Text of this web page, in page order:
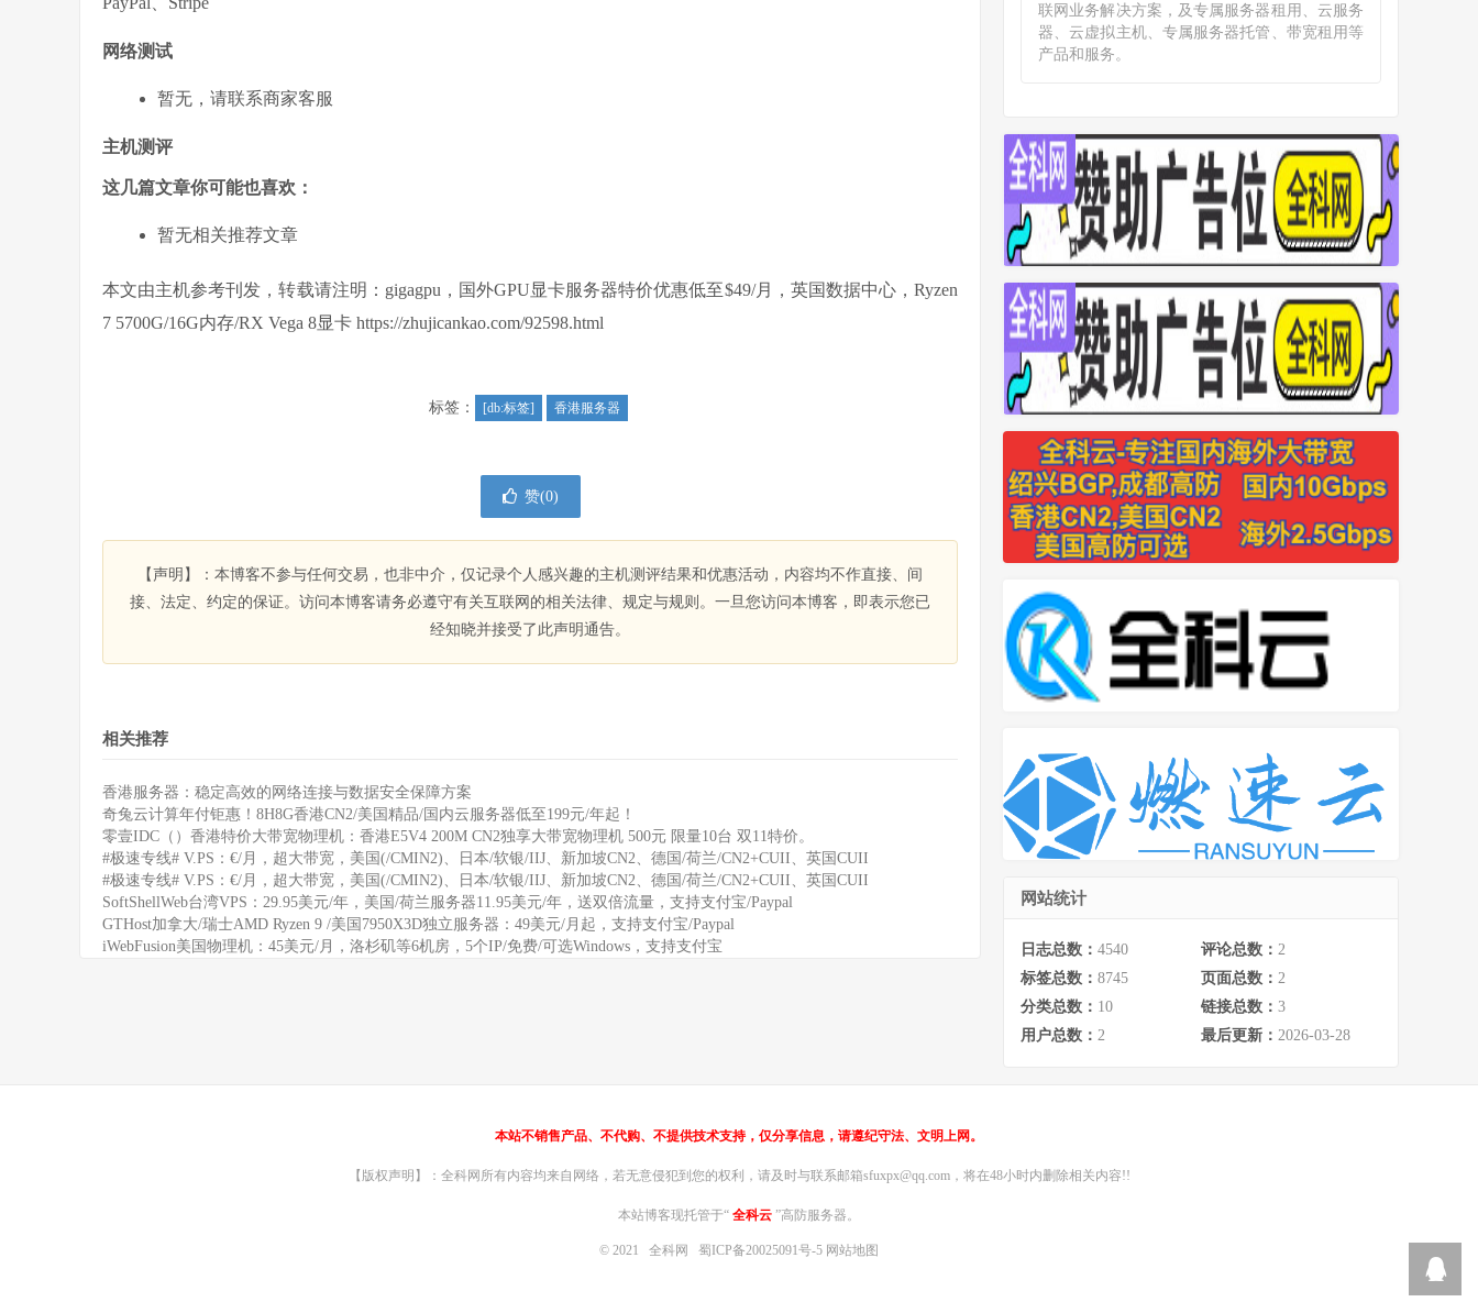
网络测试
暂无，请联系商家客服
主机测评
这几篇文章你可能也喜欢：
暂无相关推荐文章
本文由主机参考刊发，转载请注明：gigagpu，国外GPU显卡服务器特价优惠低至$49/月，英国数据中心，Ryzen
7 5700G/16G内存/RX Vega 8显卡 https://zhujicankao.com/92598.html
标签： [db:标签] 香港服务器
赞(0)
【声明】：本博客不参与任何交易，也非中介，仅记录个人感兴趣的主机测评结果和优惠活动，内容均不作直接、间
接、法定、约定的保证。访问本博客请务必遵守有关互联网的相关法律、规定与规则。一旦您访问本博客，即表示您已
经知晓并接受了此声明通告。
相关推荐
香港服务器：稳定高效的网络连接与数据安全保障方案
奇兔云计算年付钜惠！8H8G香港CN2/美国精品/国内云服务器低至199元/年起！
零壹IDC（）香港特价大带宽物理机：香港E5V4 200M CN2独享大带宽物理机 500元 限量10台 双11特价。
#极速专线# V.PS：€/月，超大带宽，美国(/CMIN2)、日本/软银/IIJ、新加坡CN2、德国/荷兰/CN2+CUII、英国CUII
#极速专线# V.PS：€/月，超大带宽，美国(/CMIN2)、日本/软银/IIJ、新加坡CN2、德国/荷兰/CN2+CUII、英国CUII
SoftShellWeb台湾VPS：29.95美元/年，美国/荷兰服务器11.95美元/年，送双倍流量，支持支付宝/Paypal
GTHost加拿大/瑞士AMD Ryzen 9 /美国7950X3D独立服务器：49美元/月起，支持支付宝/Paypal
iWebFusion美国物理机：45美元/月，洛杉矶等6机房，5个IP/免费/可选Windows，支持支付宝
联网业务解决方案，及专属服务器租用、云服务
器、云虚拟主机、专属服务器托管、带宽租用等
产品和服务。
网站统计
日志总数： 4540 评论总数： 2
标签总数： 8745 页面总数： 2
分类总数： 10 链接总数： 3
用户总数： 2 最后更新： 2026-03-28
本站不销售产品、不代购、不提供技术支持，仅分享信息，请遵纪守法、文明上网。
【版权声明】：全科网所有内容均来自网络，若无意侵犯到您的权利，请及时与联系邮箱sfuxpx@qq.com，将在48小时内删除相关内容!!
本站博客现托管于“ 全科云 ”高防服务器。
© 2021 全科网 蜀ICP备20025091号-5 网站地图